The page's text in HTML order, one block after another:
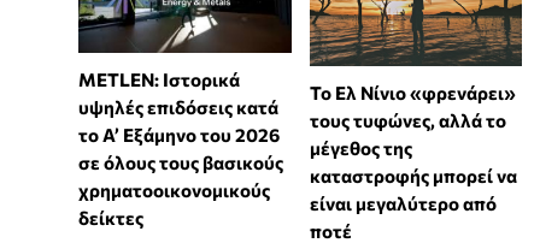
METLEN: Ιστορικά
υψηλές επιδόσεις κατά
το Α’ Εξάμηνο του 2026
σε όλους τους βασικούς
χρηματοοικονομικούς
δείκτες
Το Ελ Νίνιο «φρενάρει»
τους τυφώνες, αλλά το
μέγεθος της
καταστροφής μπορεί να
είναι μεγαλύτερο από
ποτέ